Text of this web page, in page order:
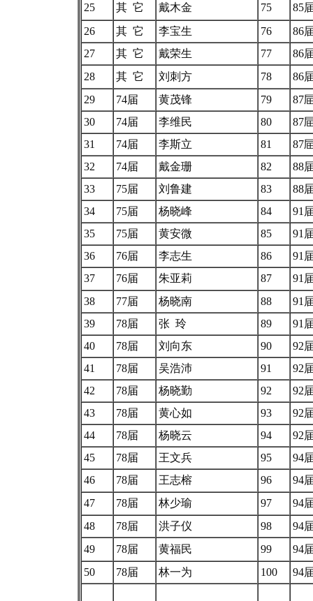
25
其 它 戴木金 75
85
26
其 它 李宝生 76
86
27
其 它 戴荣生 77
86
28
其 它 刘刺方 78
86
29
74届 黄茂锋 79
87
30
74届 李维民 80
87
31
74届 李斯立 81
87
32
74届 戴金珊 82
88
33
75届 刘鲁建 83
88
34
75届 杨晓峰 84
91
35
75届 黄安微 85
91
36
76届 李志生 86
91
37
76届 朱亚莉 87
91
38
77届 杨晓南 88
91
39
78届 张 玲 89
91
40
78届 刘向东 90
92
41
78届 吴浩沛 91
92
42
78届 杨晓勤 92
92
43
78届 黄心如 93
92
44
78届 杨晓云 94
92
45
78届 王文兵 95
94
46
78届 王志榕 96
94
47
78届 林少瑜 97
94
48
78届 洪子仪 98
94
49
78届 黄福民 99
94
50
78届 林一为 100 94